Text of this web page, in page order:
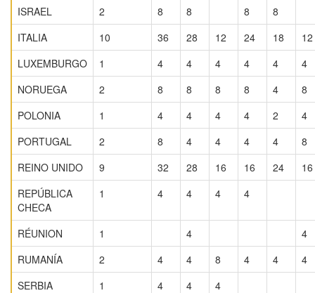
ISRAEL
2 8 8 8
8
ITALIA
10 36 28 12 24 18
12
LUXEMBURGO
1 4 4 4 4 4
4
NORUEGA
2 8 8 8 8 4
8
POLONIA
1 4 4 4 4 2
4
PORTUGAL
2 8 4 4 4 4
8
REINO UNIDO
9 32 28 16 16 24
16
REPÚBLICA
CHECA
1 4 4 4 4
RÉUNION 1 4
4
RUMANÍA
2 4 4 8 4 4
4
SERBIA
1 4 4
4